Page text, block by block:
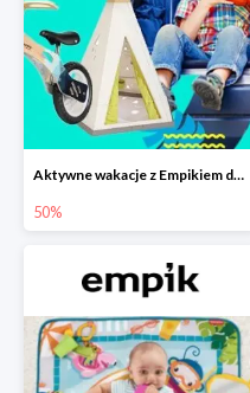
Aktywne wakacje z Empikiem do -50%
50%